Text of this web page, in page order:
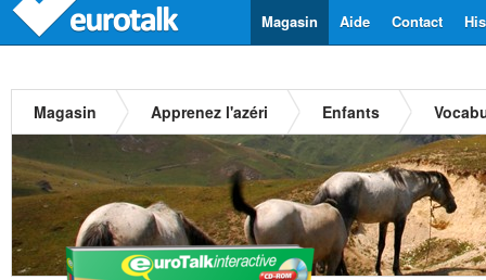
Contact
Aide
Magasin
Magasin Apprenez l'azéri Enfants